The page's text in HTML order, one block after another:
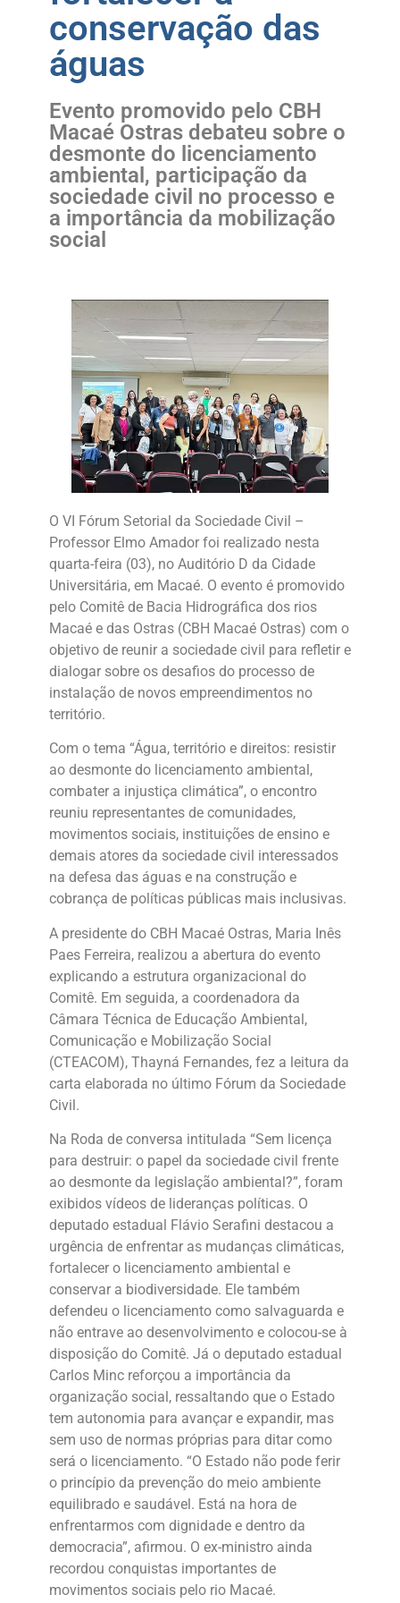
conservação das
águas
Evento promovido pelo CBH
Macaé Ostras debateu sobre o
desmonte do licenciamento
ambiental, participação da
sociedade civil no processo e
a importância da mobilização
social
O VI Fórum Setorial da Sociedade Civil –
Professor Elmo Amador foi realizado nesta
quarta-feira (03), no Auditório D da Cidade
Universitária, em Macaé. O evento é promovido
pelo Comitê de Bacia Hidrográfica dos rios
Macaé e das Ostras (CBH Macaé Ostras) com o
objetivo de reunir a sociedade civil para refletir e
dialogar sobre os desafios do processo de
instalação de novos empreendimentos no
território.
Com o tema “Água, território e direitos: resistir
ao desmonte do licenciamento ambiental,
combater a injustiça climática”, o encontro
reuniu representantes de comunidades,
movimentos sociais, instituições de ensino e
demais atores da sociedade civil interessados
na defesa das águas e na construção e
cobrança de políticas públicas mais inclusivas.
A presidente do CBH Macaé Ostras, Maria Inês
Paes Ferreira, realizou a abertura do evento
explicando a estrutura organizacional do
Comitê. Em seguida, a coordenadora da
Câmara Técnica de Educação Ambiental,
Comunicação e Mobilização Social
(CTEACOM), Thayná Fernandes, fez a leitura da
carta elaborada no último Fórum da Sociedade
Civil.
Na Roda de conversa intitulada “Sem licença
para destruir: o papel da sociedade civil frente
ao desmonte da legislação ambiental?”, foram
exibidos vídeos de lideranças políticas. O
deputado estadual Flávio Serafini destacou a
urgência de enfrentar as mudanças climáticas,
fortalecer o licenciamento ambiental e
conservar a biodiversidade. Ele também
defendeu o licenciamento como salvaguarda e
não entrave ao desenvolvimento e colocou-se à
disposição do Comitê. Já o deputado estadual
Carlos Minc reforçou a importância da
organização social, ressaltando que o Estado
tem autonomia para avançar e expandir, mas
sem uso de normas próprias para ditar como
será o licenciamento. “O Estado não pode ferir
o princípio da prevenção do meio ambiente
equilibrado e saudável. Está na hora de
enfrentarmos com dignidade e dentro da
democracia”, afirmou. O ex-ministro ainda
recordou conquistas importantes de
movimentos sociais pelo rio Macaé.